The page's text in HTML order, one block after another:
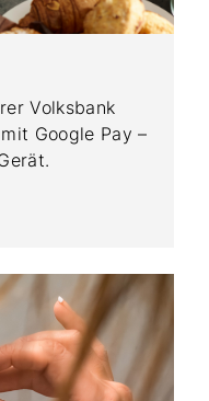
Volksbank
Google Pay –